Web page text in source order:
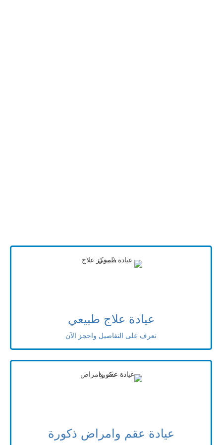
عيادة علاج طبيعي
تعرف على التفاصيل واحجز الآن
عيادة عقم وامراض ذكورة